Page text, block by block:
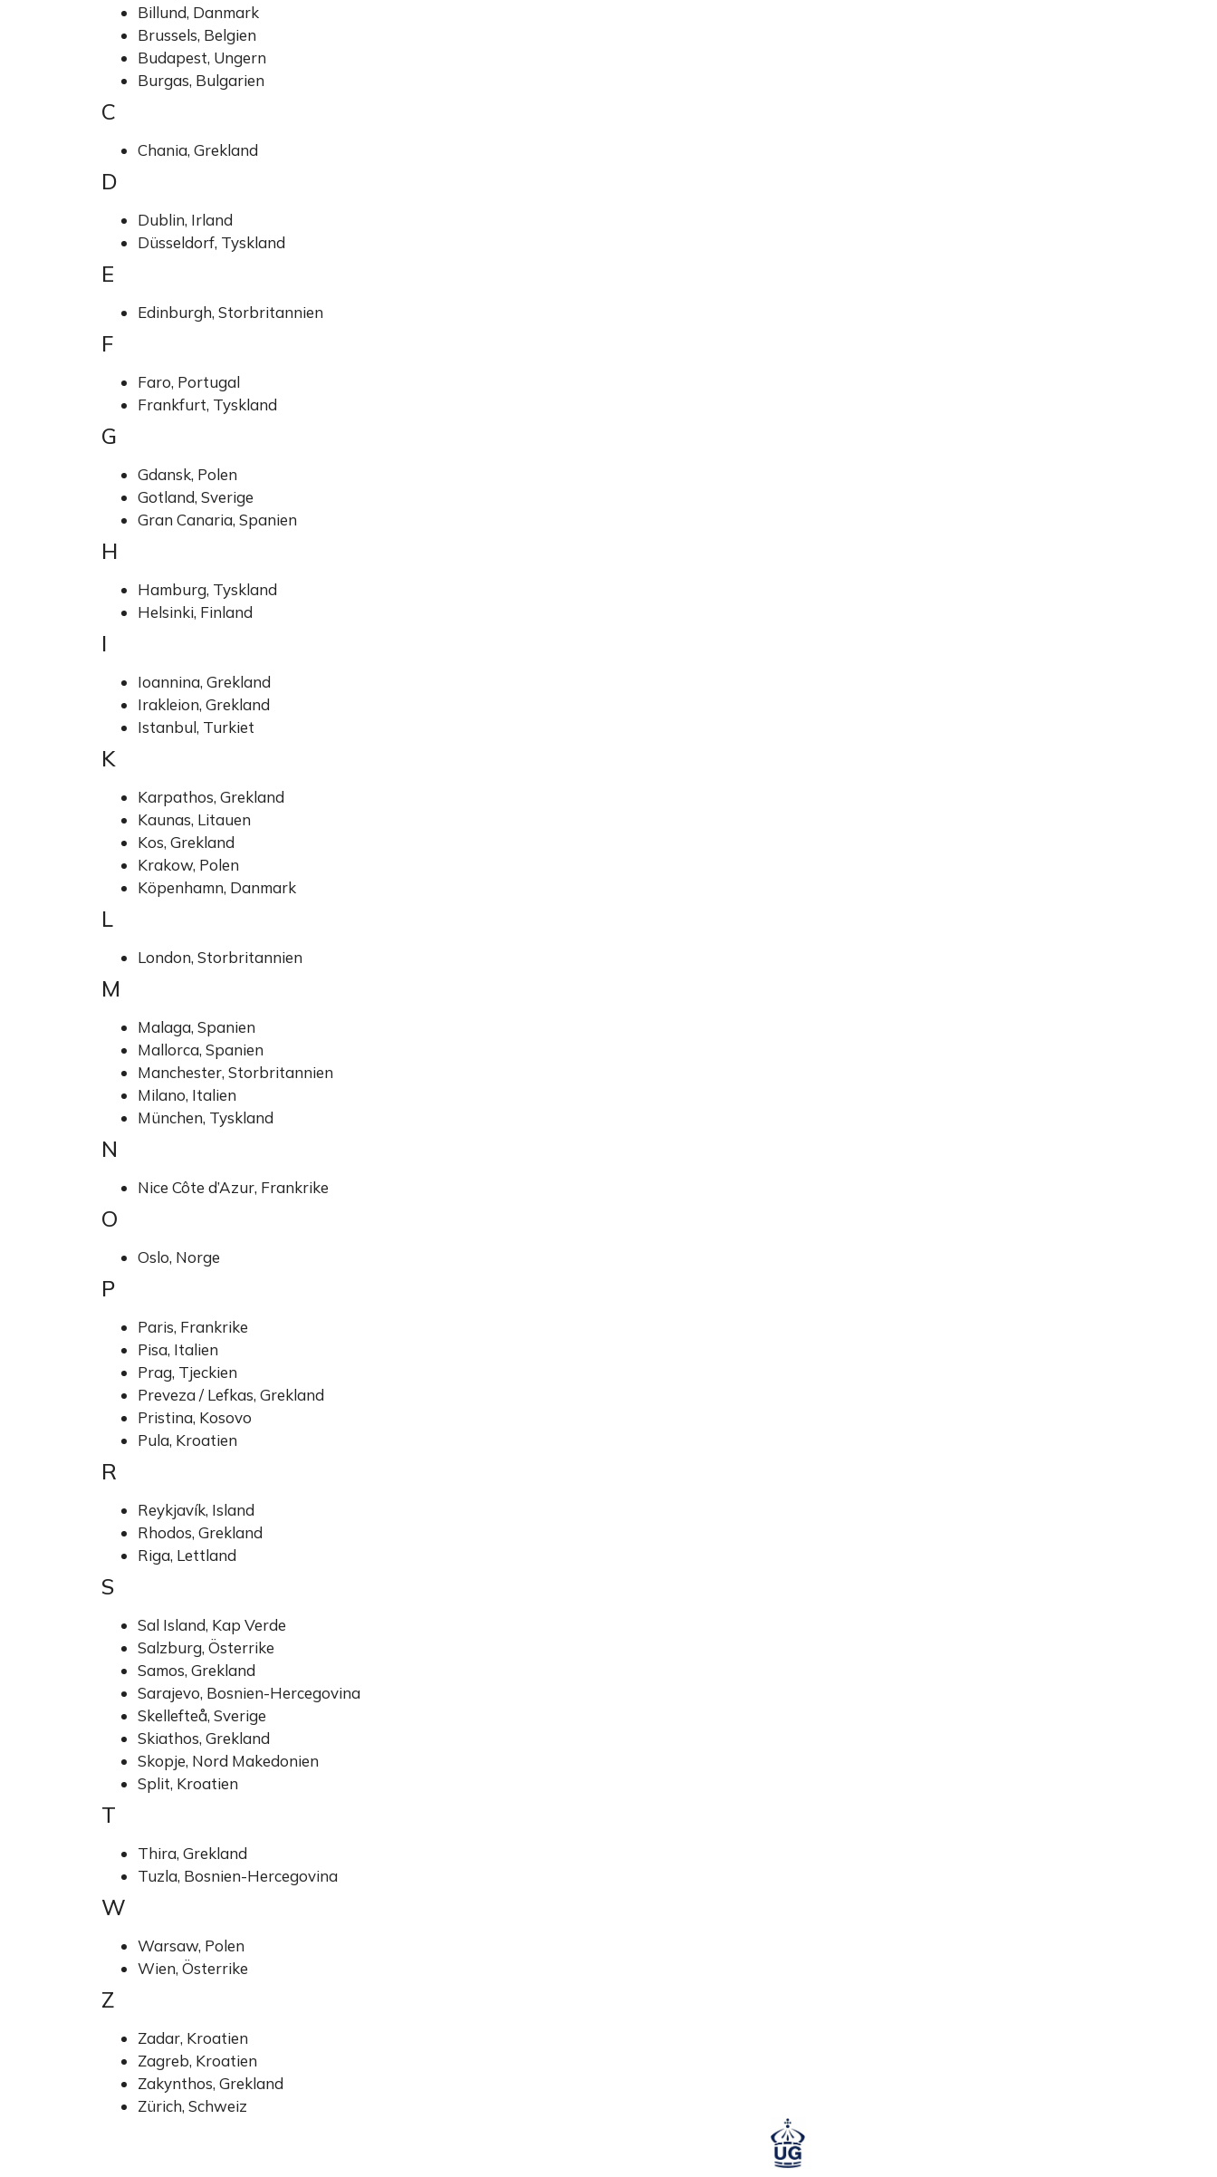
Billund, Danmark
Brussels, Belgien
Budapest, Ungern
Burgas, Bulgarien
C
Chania, Grekland
D
Dublin, Irland
Düsseldorf, Tyskland
E
Edinburgh, Storbritannien
F
Faro, Portugal
Frankfurt, Tyskland
G
Gdansk, Polen
Gotland, Sverige
Gran Canaria, Spanien
H
Hamburg, Tyskland
Helsinki, Finland
I
Ioannina, Grekland
Irakleion, Grekland
Istanbul, Turkiet
K
Karpathos, Grekland
Kaunas, Litauen
Kos, Grekland
Krakow, Polen
Köpenhamn, Danmark
L
London, Storbritannien
M
Malaga, Spanien
Mallorca, Spanien
Manchester, Storbritannien
Milano, Italien
München, Tyskland
N
Nice Côte d’Azur, Frankrike
O
Oslo, Norge
P
Paris, Frankrike
Pisa, Italien
Prag, Tjeckien
Preveza / Lefkas, Grekland
Pristina, Kosovo
Pula, Kroatien
R
Reykjavík, Island
Rhodos, Grekland
Riga, Lettland
S
Sal Island, Kap Verde
Salzburg, Österrike
Samos, Grekland
Sarajevo, Bosnien-Hercegovina
Skellefteå, Sverige
Skiathos, Grekland
Skopje, Nord Makedonien
Split, Kroatien
T
Thira, Grekland
Tuzla, Bosnien-Hercegovina
W
Warsaw, Polen
Wien, Österrike
Z
Zadar, Kroatien
Zagreb, Kroatien
Zakynthos, Grekland
Zürich, Schweiz